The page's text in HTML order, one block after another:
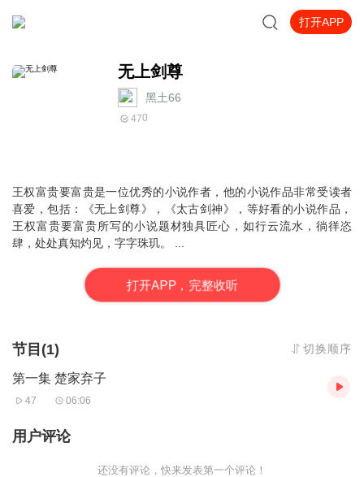
打开APP
无上剑尊
黑土66
470
王权富贵要富贵是一位优秀的小说作者，他的小说作品非常受读者
喜爱，包括：《无上剑尊》，《太古剑神》，等好看的小说作品，
王权富贵要富贵所写的小说题材独具匠心，如行云流水，徜徉恣
肆，处处真知灼见，字字珠玑。 ...
打开APP，完整收听
节目(1) 切换顺序
第一集 楚家弃子
47 06:06
用户评论
还没有评论，快来发表第一个评论！